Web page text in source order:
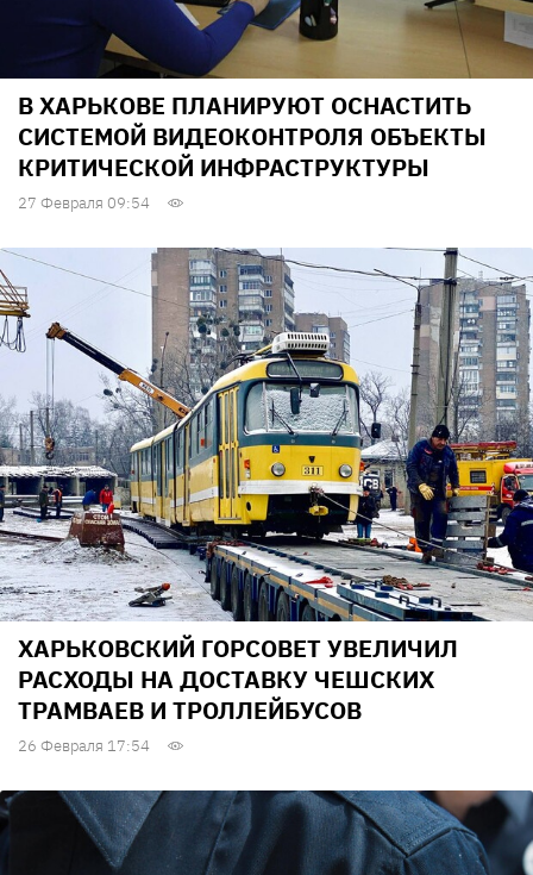
В ХАРЬКОВЕ ПЛАНИРУЮТ ОСНАСТИТЬ
СИСТЕМОЙ ВИДЕОКОНТРОЛЯ ОБЪЕКТЫ
КРИТИЧЕСКОЙ ИНФРАСТРУКТУРЫ
27 Февраля 09:54
ХАРЬКОВСКИЙ ГОРСОВЕТ УВЕЛИЧИЛ
РАСХОДЫ НА ДОСТАВКУ ЧЕШСКИХ
ТРАМВАЕВ И ТРОЛЛЕЙБУСОВ
26 Февраля 17:54